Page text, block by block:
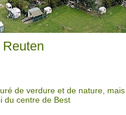
Reuten
de verdure et de nature, mais
du centre de Best